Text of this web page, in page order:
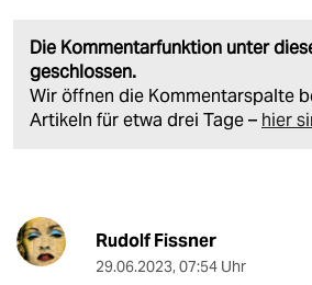
Die Kommentarfunktion unter
geschlossen.
Wir öffnen die Kommentarspalte
Artikeln für etwa drei Tage – hier
Rudolf Fissner
29.06.2023, 07:54 Uhr